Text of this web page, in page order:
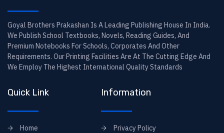
Goyal Brothers Prakashan Is A Leading Publishing House In India.
We Publish School Textbooks, Novels, Reading Guides, And
Premium Notebooks For Schools, Corporates And Other
Requirements. Our Printing Facilities Are At The Cutting Edge And
We Employ The Highest International Quality Standards
Quick Link
Home
Information
Privacy Policy